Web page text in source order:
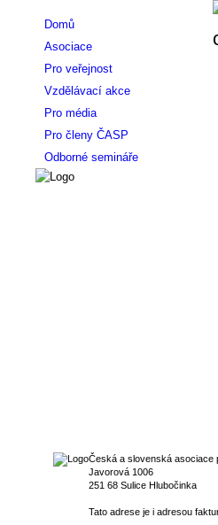
Domů
Asociace
Pro veřejnost
Vzdělávací akce
Pro média
Pro členy ČASP
Odborné semináře
Česká a slovenská asociace
Javorová 1006
251 68 Sulice Hlubočinka
Tato adrese je i adresou